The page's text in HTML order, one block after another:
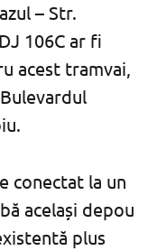
– Str.
106C ar fi
acest tramvai,
conectat la un
același depou
plus